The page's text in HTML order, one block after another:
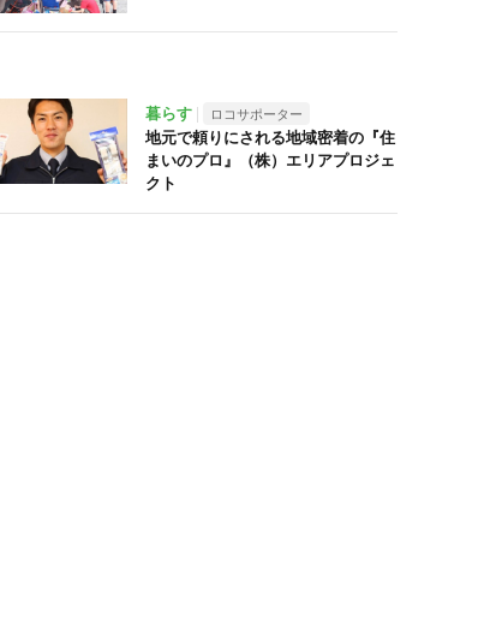
暮らす ロコサポーター
地元で頼りにされる地域密着の『住
まいのプロ』（株）エリアプロジェ
クト